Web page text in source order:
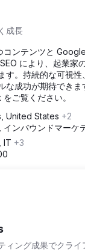
成長
コンテンツと
により、起業家
す。持続的な可視性
な成功が期待できま
ご覧ください。
United States +2
インバウンドマーケ
IT +3
ィング成果でクライ